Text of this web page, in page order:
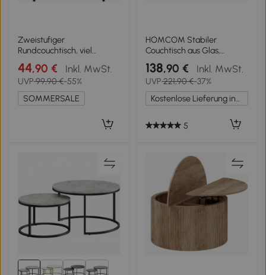
Zweistufiger
Rundcouchtisch, viel
Stauraum, verstellbare
Beine, 83x83x44.5 cm,
Braun
44,90 € Inkl. MwSt.
UVP99,90 €-55%
SOMMERSALE
HOMCOM Stabiler
Couchtisch aus Glas,
einteiliges Design, schlicht
und modern, 80 x 45 x 35
cm, Transparent
138,90 € Inkl. MwSt.
UVP221,90 €-37%
Kostenlose Lieferung innerhalb Deutschlands
5